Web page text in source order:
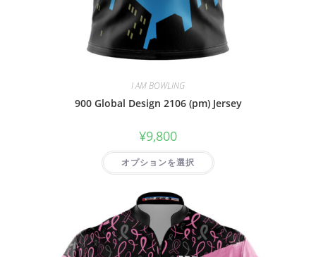
I AM BOWLING
900 Global Design 2106 (pm) Jersey
¥9,800
オプションを選択